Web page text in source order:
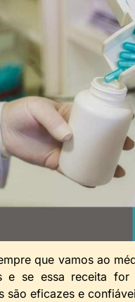
que vamos ao
e se essa receita for
são eficazes e